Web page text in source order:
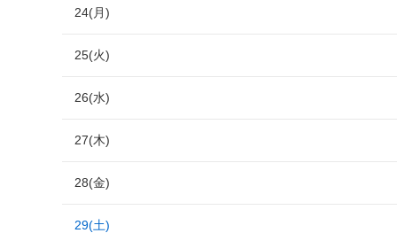
24(月)
25(火)
26(水)
27(木)
28(金)
29(土)